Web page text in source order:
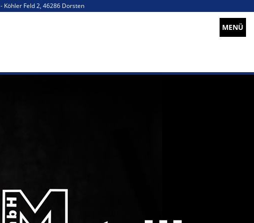
- Köhler Feld 2, 46286 Dorsten
MENÜ